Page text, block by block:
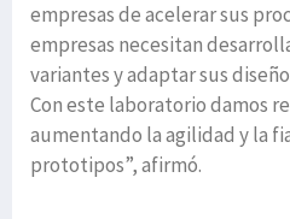
empresas de acelerar sus
empresas necesitan
variantes y adaptar sus
Con este laboratorio damos
aumentando la agilidad y la
prototipos”, afirmó.